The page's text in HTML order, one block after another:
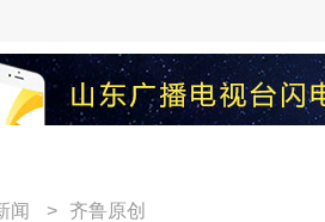
闻 > 齐鲁原创